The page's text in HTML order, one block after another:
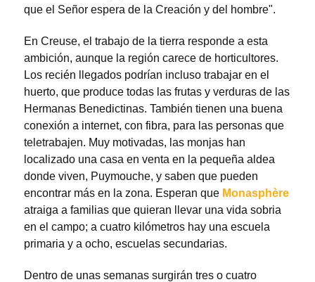
que el Señor espera de la Creación y del hombre".
En Creuse, el trabajo de la tierra responde a esta
ambición, aunque la región carece de horticultores.
Los recién llegados podrían incluso trabajar en el
huerto, que produce todas las frutas y verduras de las
Hermanas Benedictinas. También tienen una buena
conexión a internet, con fibra, para las personas que
teletrabajen. Muy motivadas, las monjas han
localizado una casa en venta en la pequeña aldea
donde viven, Puymouche, y saben que pueden
encontrar más en la zona. Esperan que Monasphère
atraiga a familias que quieran llevar una vida sobria
en el campo; a cuatro kilómetros hay una escuela
primaria y a ocho, escuelas secundarias.
Dentro de unas semanas surgirán tres o cuatro